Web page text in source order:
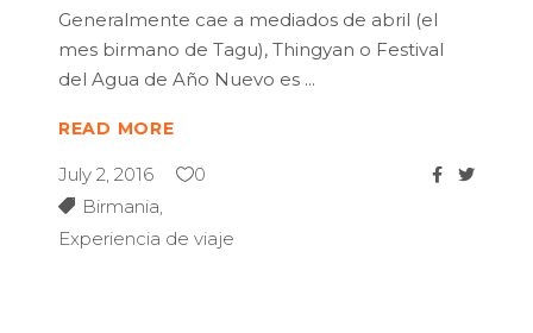
Generalmente cae a mediados de abril (el
mes birmano de Tagu), Thingyan o Festival
del Agua de Año Nuevo es
READ MORE
July 2, 2016
0
Birmania,
Experiencia de viaje